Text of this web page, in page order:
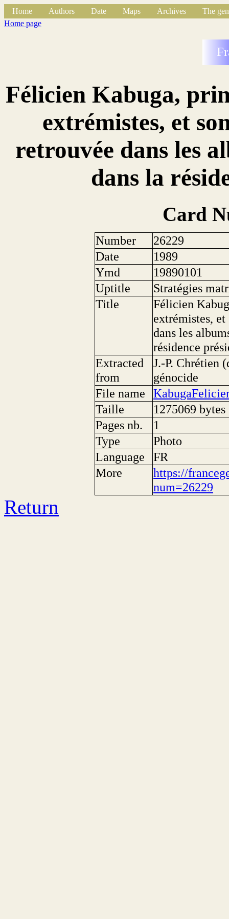
Home Authors Date Maps Archives
The
Home page
Félicien Kabuga,
extrémistes, et
retrouvée dans les
dans la
Card
Number
26229
Date
1989
Ymd
19890101
Uptitle
Stratégies
Title
Félicien
extrémistes, et
dans les
résidence
Extracted
from
J.-P. Chrétien
génocide
File name
Taille
1275069 bytes
Pages nb.
1
Type
Photo
Language
FR
More
https://
num=26229
Return